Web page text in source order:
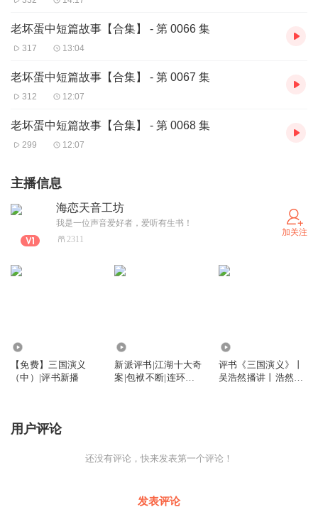
老坏蛋中短篇故事【合集】 - 第 0066 集
317 13:04
老坏蛋中短篇故事【合集】 - 第 0067 集
312 12:07
老坏蛋中短篇故事【合集】 - 第 0068 集
299 12:07
主播信息
海恋天音工坊
我是一位声音爱好者，爱听有生书！
2311
加关注
【免费】三国演义
（中）|评书新播
新派评书|江湖十大奇
案|包袱不断|连环烧
评书《三国演义》丨
吴浩然播讲丨浩然书
用户评论
还没有评论，快来发表第一个评论！
发表评论